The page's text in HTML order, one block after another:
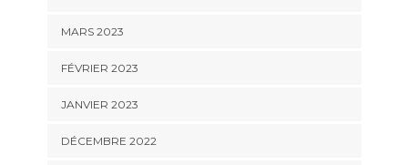
MARS 2023
FÉVRIER 2023
JANVIER 2023
DÉCEMBRE 2022